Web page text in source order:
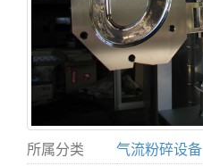
所属分类
气流粉碎设备